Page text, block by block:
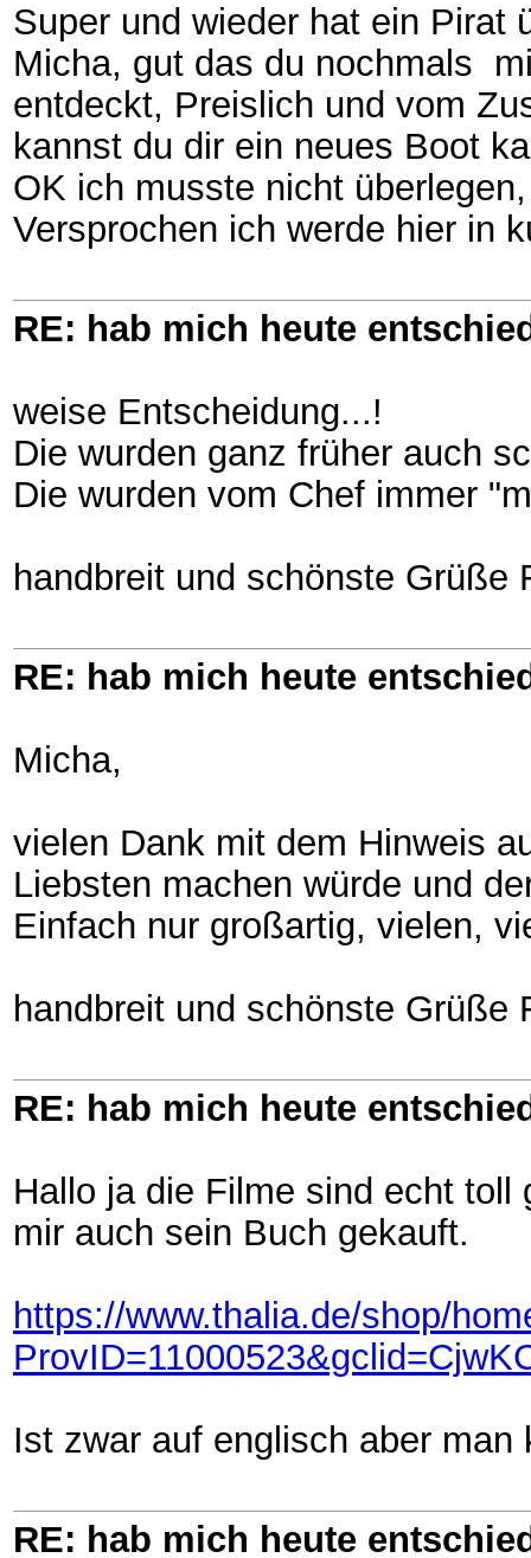
Super und wieder hat ein Pirat
Micha, gut das du nochmals
entdeckt, Preislich und vom
kannst du dir ein neues Boot
OK ich musste nicht
Versprochen ich werde hier in
RE: hab mich heute
weise Entscheidung...!
Die wurden ganz früher auch
Die wurden vom Chef immer
handbreit und schönste Grüße
RE: hab mich heute
Micha,
vielen Dank mit dem Hinweis
Liebsten machen würde und
Einfach nur großartig, vielen,
handbreit und schönste Grüße
RE: hab mich heute
Hallo ja die Filme sind echt
mir auch sein Buch gekauft.
https://www.thalia.de/shop/
Ist zwar auf englisch aber man
RE: hab mich heute